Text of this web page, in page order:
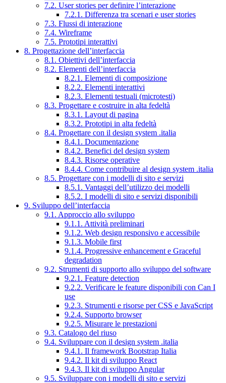
7.2. User stories per definire l’interazione
7.2.1. Differenza tra scenari e user stories
7.3. Flussi di interazione
7.4. Wireframe
7.5. Prototipi interattivi
8. Progettazione dell’interfaccia
8.1. Obiettivi dell’interfaccia
8.2. Elementi dell’interfaccia
8.2.1. Elementi di composizione
8.2.2. Elementi interattivi
8.2.3. Elementi testuali (microtesti)
8.3. Progettare e costruire in alta fedeltà
8.3.1. Layout di pagina
8.3.2. Prototipi in alta fedeltà
8.4. Progettare con il design system .italia
8.4.1. Documentazione
8.4.2. Benefici del design system
8.4.3. Risorse operative
8.4.4. Come contribuire al design system .italia
8.5. Progettare con i modelli di sito e servizi
8.5.1. Vantaggi dell’utilizzo dei modelli
8.5.2. I modelli di sito e servizi disponibili
9. Sviluppo dell’interfaccia
9.1. Approccio allo sviluppo
9.1.1. Attività preliminari
9.1.2. Web design responsivo e accessibile
9.1.3. Mobile first
9.1.4. Progressive enhancement e Graceful
degradation
9.2. Strumenti di supporto allo sviluppo del software
9.2.1. Feature detection
9.2.2. Verificare le feature disponibili con Can I
use
9.2.3. Strumenti e risorse per CSS e JavaScript
9.2.4. Supporto browser
9.2.5. Misurare le prestazioni
9.3. Catalogo del riuso
9.4. Sviluppare con il design system .italia
9.4.1. Il framework Bootstrap Italia
9.4.2. Il kit di sviluppo React
9.4.3. Il kit di sviluppo Angular
9.5. Sviluppare con i modelli di sito e servizi